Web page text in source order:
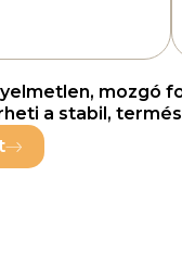
mozgó
a stabil,